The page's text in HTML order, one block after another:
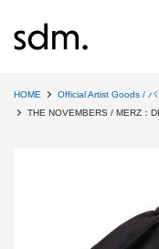
HOME
Official Artist Goods / バ
THE NOVEMBERS / MERZ：